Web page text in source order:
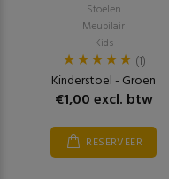
Stoelen
Meubilair
Kids
(1)
Kinderstoel - Groen
€1,00 excl. btw
RESERVEER